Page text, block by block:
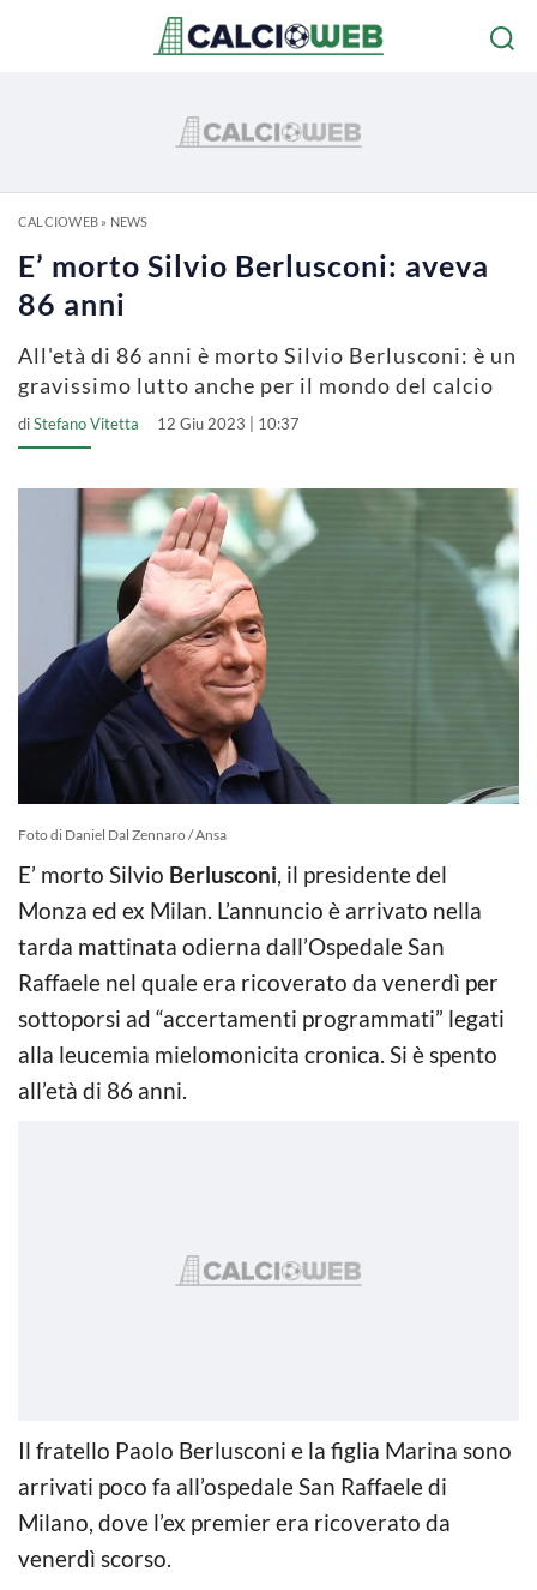
CALCIOWEB» NEWS
E’ morto Silvio Berlusconi: aveva
86 anni
All'età di 86 anni è morto Silvio Berlusconi: è un
gravissimo lutto anche per il mondo del calcio
diStefano Vitetta 12 Giu 2023 | 10:37
Foto di Daniel Dal Zennaro / Ansa
E’ morto Silvio Berlusconi, il presidente del
Monza ed ex Milan. L’annuncio è arrivato nella
tarda mattinata odierna dall’Ospedale San
Raffaele nel quale era ricoverato da venerdì per
sottoporsi ad “accertamenti programmati” legati
alla leucemia mielomonicita cronica. Si è spento
all’età di 86 anni.
Il fratello Paolo Berlusconi e la figlia Marina sono
arrivati poco fa all’ospedale San Raffaele di
Milano, dove l’ex premier era ricoverato da
venerdì scorso.